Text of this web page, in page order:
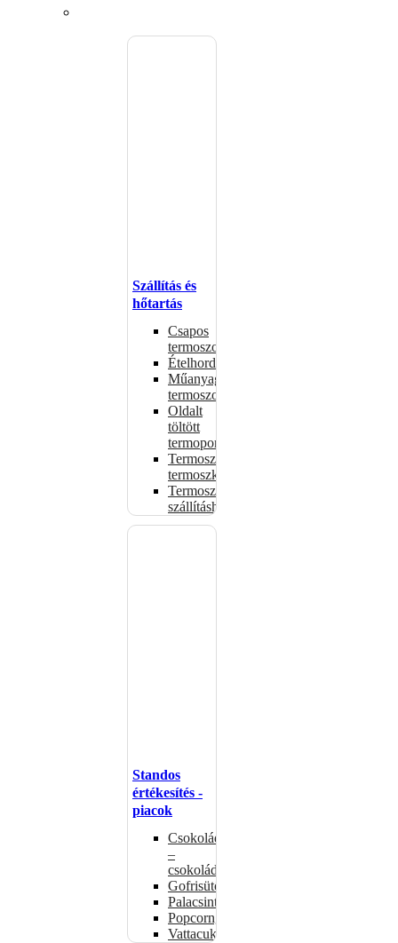
Szállítás és
hőtartás
Csapos
termoszok
Ételhordók
Műanyag
termoszok
Oldalt
töltött
termoportok
Termoszok,
termoszkannák
Termoszsákok
szállításhoz
Standos
értékesítés -
piacok
Csokoládémelegítők
–
csokoládéadagolók
Gofrisütők
Palacsintasütők
Popcorngépek
Vattacukorgép